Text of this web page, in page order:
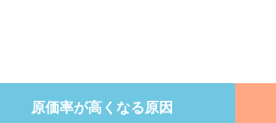
原価率が高くなる原因